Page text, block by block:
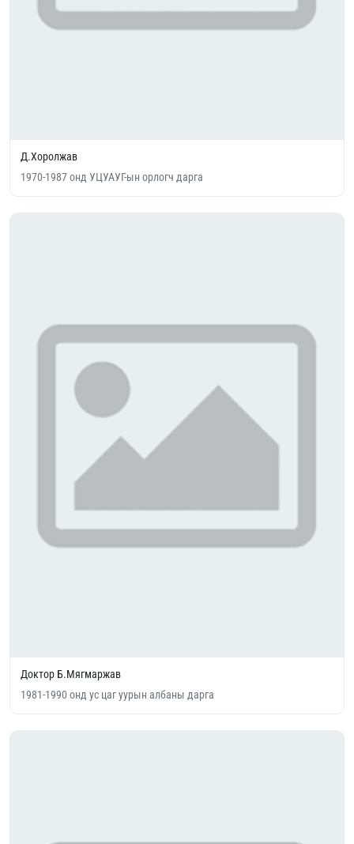
Д.Хоролжав
1970-1987 онд УЦУАУГ-ын орлогч дарга
Доктор Б.Мягмаржав
1981-1990 онд ус цаг уурын албаны дарга